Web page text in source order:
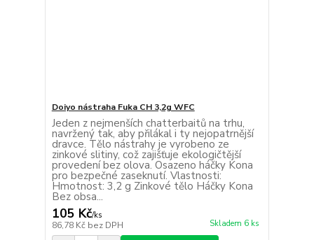
Doiyo nástraha Fuka CH 3,2g WFC
Jeden z nejmenších chatterbaitů na trhu,
navržený tak, aby přilákal i ty nejopatrnější
dravce. Tělo nástrahy je vyrobeno ze
zinkové slitiny, což zajišťuje ekologičtější
provedení bez olova. Osazeno háčky Kona
pro bezpečné zaseknutí. Vlastnosti:
Hmotnost: 3,2 g Zinkové tělo Háčky Kona
Bez obsa...
105 Kč/ks
86,78 Kč bez DPH Skladem 6 ks